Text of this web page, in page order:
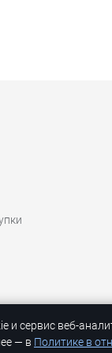
ends programming
сервис веб-
— в Политике в